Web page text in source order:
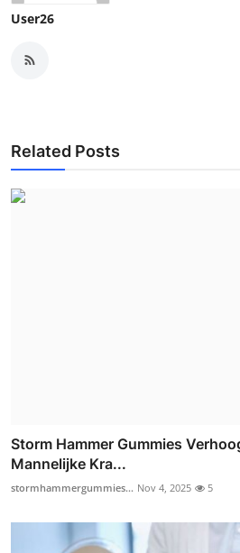
User26
Related Posts
Storm Hammer Gummies
Mannelijke Kra...
stormhammergummies... Nov 4, 2025 5